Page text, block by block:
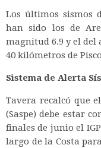
Los últimos sismos
han sido los de
magnitud 6.9 y el del
40 kilómetros de
Sistema de Alerta
Tavera recalcó que
(Saspe) debe estar
finales de junio el
largo de la Costa